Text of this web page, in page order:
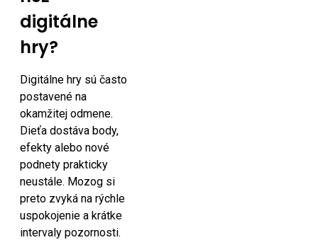
digitálne
hry?
Digitálne hry sú často
postavené na
okamžitej odmene.
Dieťa dostáva body,
efekty alebo nové
podnety prakticky
neustále. Mozog si
preto zvyká na rýchle
uspokojenie a krátke
intervaly pozornosti.